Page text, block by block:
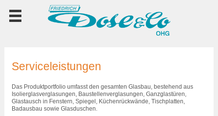
Serviceleistungen
Das Produktportfolio umfasst den gesamten Glasbau, bestehend aus
Isolierglasverglasungen, Baustellenverglasungen, Ganzglastüren,
Glastausch in Fenstern, Spiegel, Küchenrückwände, Tischplatten,
Badausbau sowie Glasduschen.